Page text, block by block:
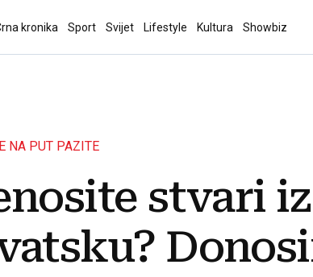
kronika Sport Svijet Lifestyle Kultura Showbiz
NA PUT PAZITE
stvari